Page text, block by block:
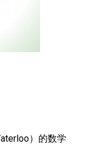
）的数学